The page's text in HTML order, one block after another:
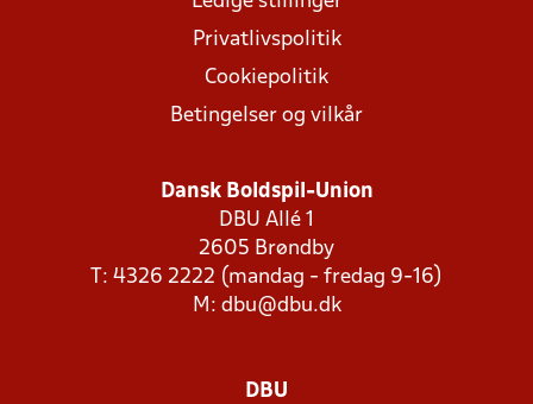
Privatlivspolitik
Cookiepolitik
Betingelser og vilkår
Dansk Boldspil-Union
DBU Allé 1
2605 Brøndby
T: 4326 2222 (mandag - fredag 9-16)
M: dbu@dbu.dk
DBU